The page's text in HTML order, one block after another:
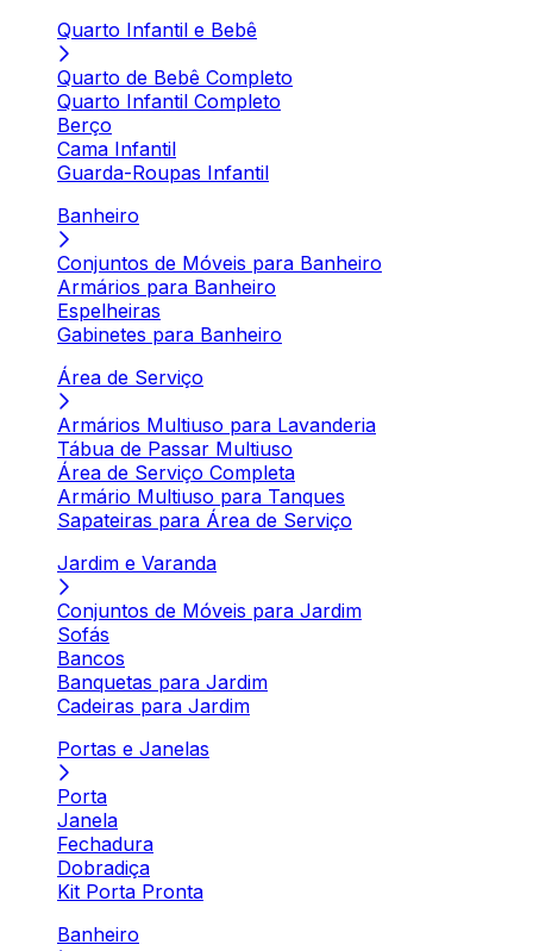
Quarto Infantil e Bebê
Quarto de Bebê Completo
Quarto Infantil Completo
Berço
Cama Infantil
Guarda-Roupas Infantil
Banheiro
Conjuntos de Móveis para Banheiro
Armários para Banheiro
Espelheiras
Gabinetes para Banheiro
Área de Serviço
Armários Multiuso para Lavanderia
Tábua de Passar Multiuso
Área de Serviço Completa
Armário Multiuso para Tanques
Sapateiras para Área de Serviço
Jardim e Varanda
Conjuntos de Móveis para Jardim
Sofás
Bancos
Banquetas para Jardim
Cadeiras para Jardim
Portas e Janelas
Porta
Janela
Fechadura
Dobradiça
Kit Porta Pronta
Banheiro